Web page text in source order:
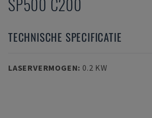
TECHNISCHE SPECIFICATIE
LASERVERMOGEN: 0.2 KW